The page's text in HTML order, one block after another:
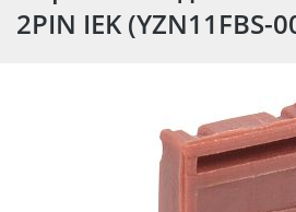
2PIN IEK (YZN11FBS-